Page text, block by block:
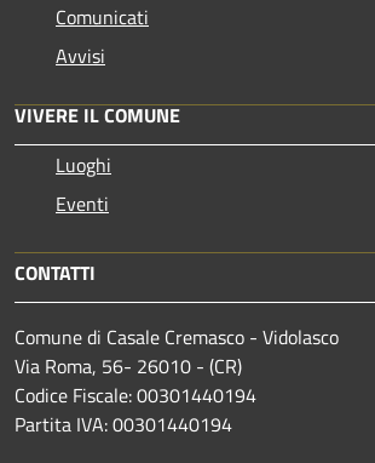
Comunicati
Avvisi
VIVERE IL COMUNE
Luoghi
Eventi
CONTATTI
Comune di Casale Cremasco - Vidolasco
Via Roma, 56- 26010 - (CR)
Codice Fiscale: 00301440194
Partita IVA: 00301440194